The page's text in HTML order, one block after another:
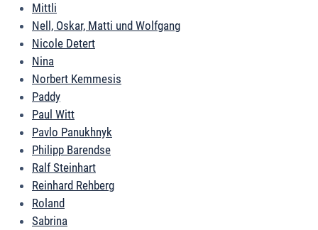
Mittli
Nell, Oskar, Matti und Wolfgang
Nicole Detert
Nina
Norbert Kemmesis
Paddy
Paul Witt
Pavlo Panukhnyk
Philipp Barendse
Ralf Steinhart
Reinhard Rehberg
Roland
Sabrina